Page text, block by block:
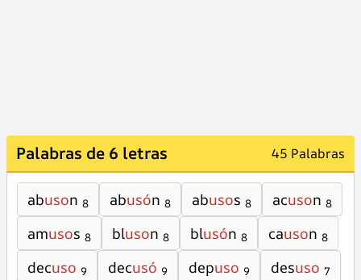
Palabras de 6 letras 45 Palabras
abuson 8 abusón 8 abusos 8 acuson 8
amusos 8 bluson 8 blusón 8 causon 8
decuso 9 decusó 9 depuso 9 desuso 7